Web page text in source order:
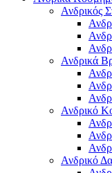
Ανδρικός
Ανδρικά
Ανδρικό
Ανδρικό